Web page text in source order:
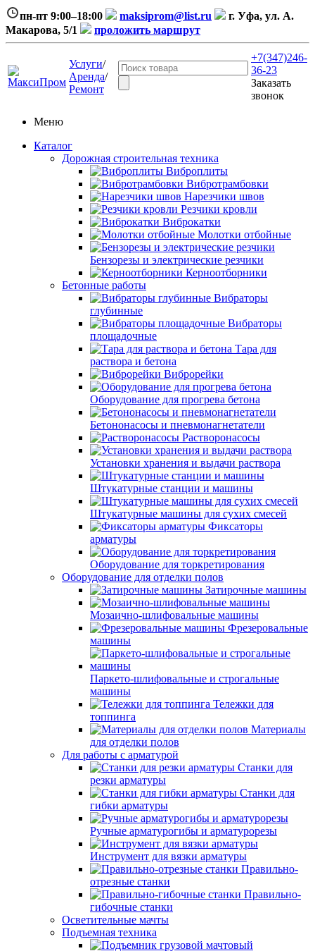
пн-пт 9:00–18:00 maksiprom@list.ru
г. Уфа, ул. А.
Макарова, 5/1
проложить маршрут
Услуги/
Аренда/
Ремонт
+7(347)246-
36-23
Заказать
звонок
Меню
Каталог
Дорожная строительная техника
Виброплиты
Вибротрамбовки
Нарезчики швов
Резчики кровли
Виброкатки
Молотки отбойные
Бензорезы и электрические резчики
Керноотборники
Бетонные работы
Вибраторы
глубинные
Вибраторы
площадочные
Тара для
раствора и бетона
Виброрейки
Оборудование для прогрева бетона
Бетононасосы и пневмонагнетатели
Растворонасосы
Установки хранения и выдачи раствора
Штукатурные станции и машины
Штукатурные машины для сухих смесей
Фиксаторы
арматуры
Оборудование для торкретирования
Оборудование для отделки полов
Затирочные машины
Мозаично-шлифовальные машины
Фрезеровальные
машины
Паркето-шлифовальные и строгальные
машины
Тележки для
топпинга
Материалы
для отделки полов
Для работы с арматурой
Станки для
резки арматуры
Станки для
гибки арматуры
Ручные арматурогибы и арматурорезы
Инструмент для вязки арматуры
Правильно-
отрезные станки
Правильно-
гибочные станки
Осветительные мачты
Подъемная техника